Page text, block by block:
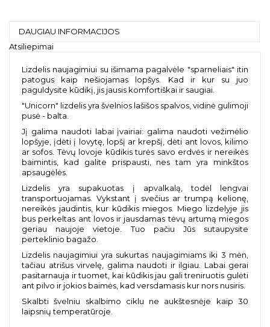
DAUGIAU INFORMACIJOS
Atsiliepimai
Lizdelis naujagimiui su išimama pagalvėle "sparneliais" itin
patogus kaip nešiojamas lopšys. Kad ir kur su juo
paguldysite kūdikį, jis jausis komfortiškai ir saugiai.
"Unicorn" lizdelis yra švelnios lašišos spalvos , vidinė gulimoji
pusė - balta.
Jį galima naudoti labai įvairiai: galima naudoti vežimėlio
lopšyje, įdėti į lovytę, lopšį ar krepšį, dėti ant lovos, kilimo
ar sofos. Tėvų lovoje kūdikis turės savo erdvės ir nereikės
baimintis, kad galite prispausti, nes tam yra minkštos
apsaugėlės.
Lizdelis yra supakuotas į apvalkalą, todėl lengvai
transportuojamas. Vykstant į svečius ar trumpą kelionę,
nereikės jaudintis, kur kūdikis miegos. Miego lizdelyje jis
bus perkeltas ant lovos ir jausdamas tėvų artumą miegos
geriau naujoje vietoje. Tuo pačiu Jūs sutaupysite
perteklinio bagažo.
Lizdelis naujagimiui yra sukurtas naujagimiams iki 3 mėn,
tačiau atrišus virvelę, galima naudoti ir ilgiau. Labai gerai
pasitarnauja ir tuomet, kai kūdikis jau gali treniruotis gulėti
ant pilvo ir jokios baimės, kad versdamasis kur nors nusiris.
Skalbti švelniu skalbimo ciklu ne aukštesnėje kaip 30
laipsnių temperatūroje.